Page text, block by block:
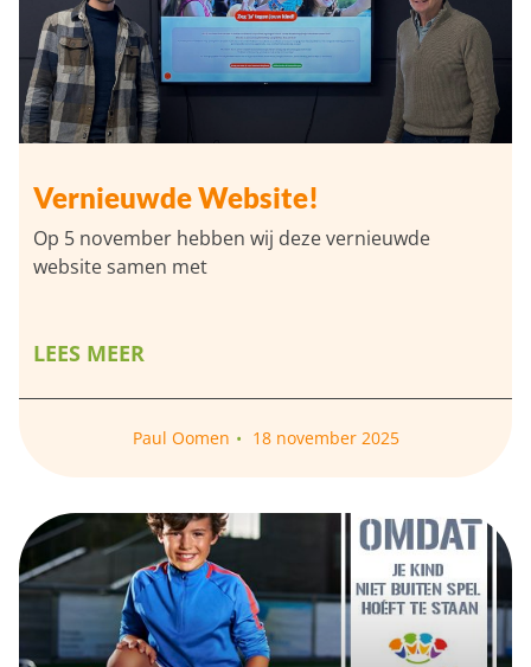
Vernieuwde Website!
Op 5 november hebben wij deze vernieuwde
website samen met
LEES MEER
Paul Oomen 18 november 2025